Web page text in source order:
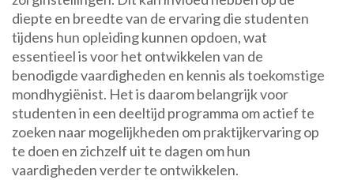
diepte en breedte van de ervaring die studenten
tijdens hun opleiding kunnen opdoen, wat
essentieel is voor het ontwikkelen van de
benodigde vaardigheden en kennis als toekomstige
mondhygiënist. Het is daarom belangrijk voor
studenten in een deeltijd programma om actief te
zoeken naar mogelijkheden om praktijkervaring op
te doen en zichzelf uit te dagen om hun
vaardigheden verder te ontwikkelen.